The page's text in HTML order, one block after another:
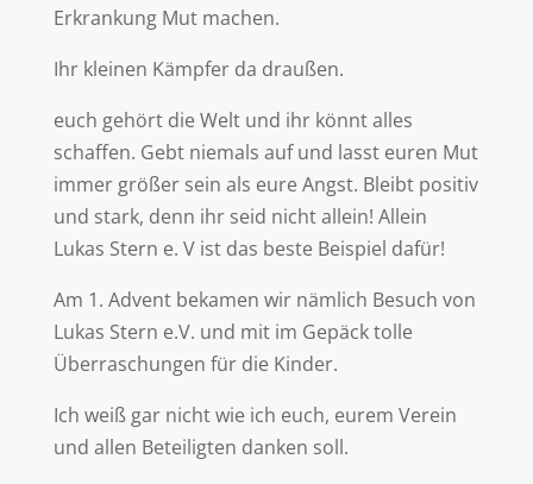
Erkrankung Mut machen.
Ihr kleinen Kämpfer da draußen.
euch gehört die Welt und ihr könnt alles
schaffen. Gebt niemals auf und lasst euren Mut
immer größer sein als eure Angst. Bleibt positiv
und stark, denn ihr seid nicht allein! Allein
Lukas Stern e. V ist das beste Beispiel dafür!
Am 1. Advent bekamen wir nämlich Besuch von
Lukas Stern e.V. und mit im Gepäck tolle
Überraschungen für die Kinder.
Ich weiß gar nicht wie ich euch, eurem Verein
und allen Beteiligten danken soll.